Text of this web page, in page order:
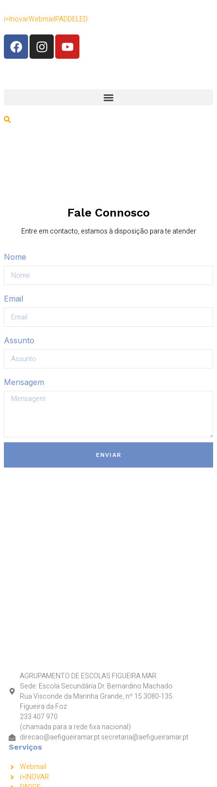
i>InovarWebmailPADDELED
Fale Connosco
Entre em contacto, estamos à disposição para te atender
Nome
Email
Assunto
Mensagem
ENVIAR
AGRUPAMENTO DE ESCOLAS FIGUEIRA MAR
Sede: Escola Secundária Dr. Bernardino Machado
Rua Visconde da Marinha Grande, nº 15 3080-135
Figueira da Foz
233 407 970
(chamada para a rede fixa nacional)
direcao@aefigueiramar.pt secretaria@aefigueiramar.pt
Serviços
Webmail
i>INOVAR